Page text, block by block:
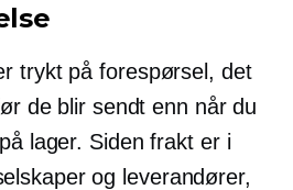
trykt på forespørsel, det
de blir sendt enn når du
lager. Siden frakt er i
og leverandører,